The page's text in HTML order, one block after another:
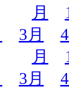
月
3月
月
3月